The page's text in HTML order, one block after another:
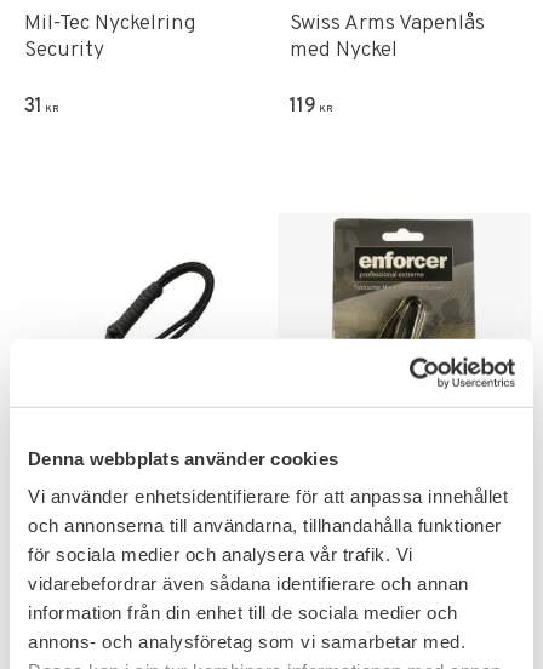
Denna webbplats använder cookies
Vi använder enhetsidentifierare för att anpassa innehållet
och annonserna till användarna, tillhandahålla funktioner
för sociala medier och analysera vår trafik. Vi
vidarebefordrar även sådana identifierare och annan
information från din enhet till de sociala medier och
annons- och analysföretag som vi samarbetar med.
Mil-Tec Nyckelring
Security
31 KR
Swiss Arms Vapenlås
med Nyckel
119 KR
Add to favorites
Paracord
funktionsarmband
nyckelring
55
Add to favorites
Enforcer Taktisk
Nyckelhållare
KR